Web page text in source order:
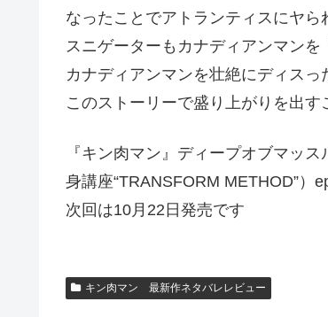
なったことでアトランティスにヤら
スニゲーターもカナディアンマン
カナディアンマンを壮絶にディス
このストーリーで盛り上がりを出す
『キン肉マン』ディープオブマッ
身講座“TRANSFORM METHOD”）
次回は10月22日発売です
キン肉マン 最新作ネタバレレビュー